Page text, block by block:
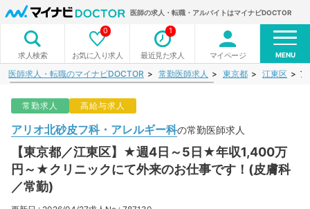
医師の求人・転職・アルバイトはマイナビDOCTOR
求人検索 お気に入り求人
0
最近見た求人
1
マイページ MENU
医師求人・転職のマイナビDOCTOR 常勤医師求人 東京都 江東区
常勤求人 高給与求人
アリオ北砂皮フ科・アレルギー科の常勤医師求人
【東京都／江東区】★週4日～5日★年収1,400万
円～★クリニックにて外来のお仕事です！(皮膚科
／常勤)